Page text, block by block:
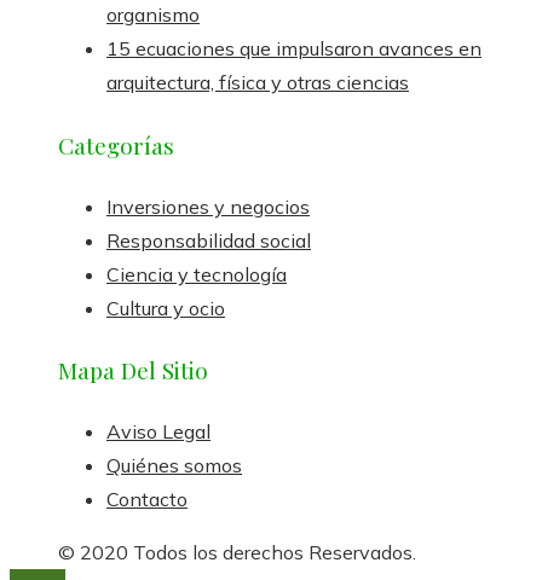
organismo
15 ecuaciones que impulsaron avances en
arquitectura, física y otras ciencias
Categorías
Inversiones y negocios
Responsabilidad social
Ciencia y tecnología
Cultura y ocio
Mapa Del Sitio
Aviso Legal
Quiénes somos
Contacto
© 2020 Todos los derechos Reservados.